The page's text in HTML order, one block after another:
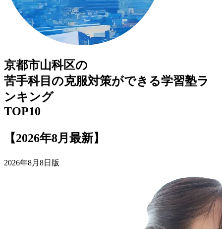
京都市山科区の
苦手科目の克服対策ができる学習塾ラ
ンキング
TOP10
【2026年8月最新】
2026年8月8日版